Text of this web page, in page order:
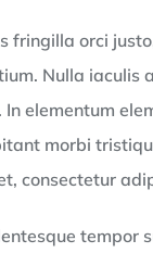
fringilla orci
Nulla iaculis
In elementum
morbi
consectetur
tempor